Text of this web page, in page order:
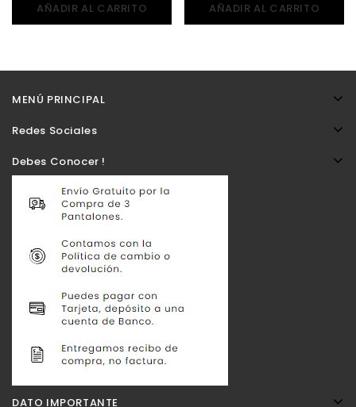
AÑADIR AL CARRITO AÑADIR AL CARRITO
MENÚ PRINCIPAL
Redes Sociales
Debes Conocer !
DATO IMPORTANTE